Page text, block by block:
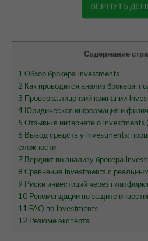
ВЕРНУТЬ
Содержание
1 Обзор брокера Investments
2 Как проводится анализ брокера:
3 Проверка лицензий компании
4 Юридическая информация и
5 Отзывы в интернете о Investments
6 Вывод средств у Investments:
сложности
7 Вердикт по анализу брокера
8 Сравнение Investments с
9 Риски инвестиций через
10 Рекомендации по защите
11 FAQ по Investments
12 Резюме эксперта